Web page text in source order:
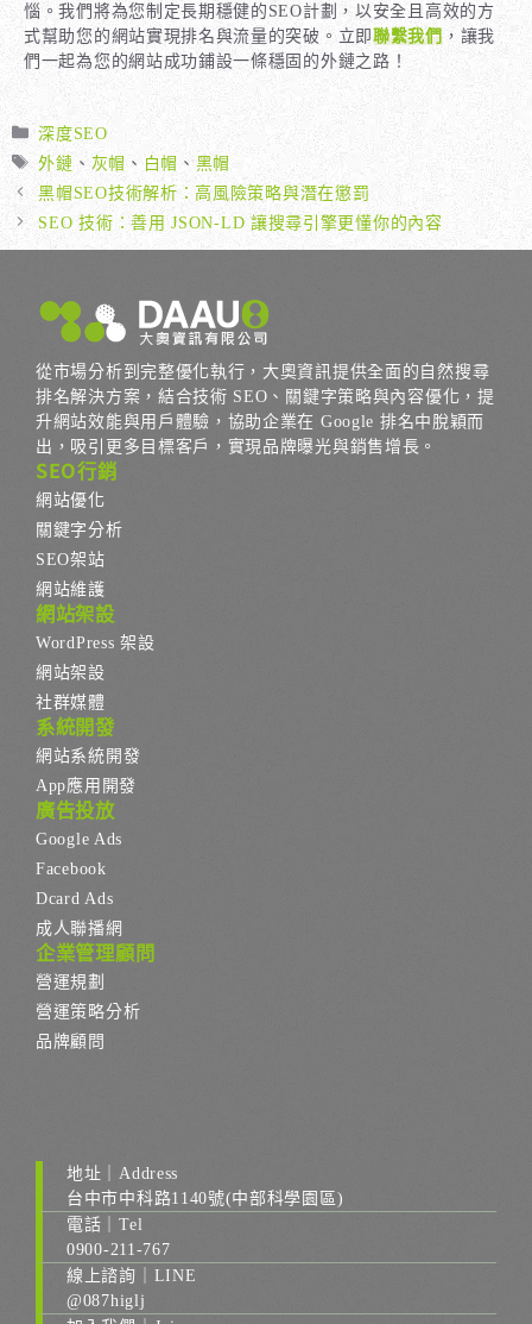
惱。我們將為您制定長期穩健的SEO計劃，以安全且高效的方
式幫助您的網站實現排名與流量的突破。立即聯繫我們，讓我
們一起為您的網站成功鋪設一條穩固的外鏈之路！
分
類
深度SEO
標
籤
外鏈 、 灰帽 、白帽 、黑帽
黑帽SEO技術解析：高風險策略與潛在懲罰
SEO 技術：善用 JSON-LD 讓搜尋引擎更懂你的內容
從市場分析到完整優化執行，大奧資訊提供全面的自然搜尋
排名解決方案，結合技術 SEO、關鍵字策略與內容優化，提
升網站效能與用戶體驗，協助企業在 Google 排名中脫穎而
出，吸引更多目標客戶，實現品牌曝光與銷售增長。
SEO行銷
網站優化
關鍵字分析
SEO架站
網站維護
網站架設
WordPress 架設
網站架設
社群媒體
系統開發
網站系統開發
App應用開發
廣告投放
Google Ads
Facebook
Dcard Ads
成人聯播網
企業管理顧問
營運規劃
營運策略分析
品牌顧問
地址｜Address
台中市中科路1140號(中部科學園區)
電話｜Tel
0900-211-767
線上諮詢｜LINE
@087higlj